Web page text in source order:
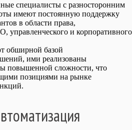
специалисты с разносторонним
имеют постоянную поддержку
в области права,
и корпоративного
обширной базой
ими реализованы
повышенной сложности, что
позициями на рынке